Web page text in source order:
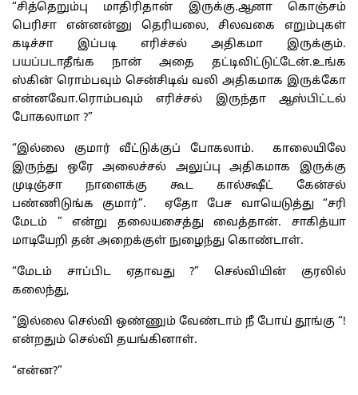
“சித்தெறும்பு மாதிரிதான் இருக்கு.ஆனா கொஞ்சம்
பெரிசா என்னன்னு தெரியலை, சிலவகை எறும்புகள்
கடிச்சா இப்படி எரிச்சல் அதிகமா இருக்கும்.
பயப்படாதீங்க நான் அதை தட்டிவிட்டுட்டேன்.உங்க
ஸ்கின் ரொம்பவும் சென்சிடிவ் வலி அதிகமாக இருக்கோ
என்னவோ.ரொம்பவும் எரிச்சல் இருந்தா ஆஸ்பிட்டல்
போகலாமா ?”
“இல்லை குமார் வீட்டுக்குப் போகலாம். காலையிலே
இருந்து ஒரே அலைச்சல் அலுப்பு அதிகமாக இருக்கு
முடிஞ்சா நாளைக்கு கூட கால்க்ஷீட் கேன்சல்
பண்ணிடுங்க குமார்”. ஏதோ பேச வாயெடுத்து “சரி
மேடம் ” என்று தலையசைத்து வைத்தான். சாகித்யா
மாடியேறி தன் அறைக்குள் நுழைந்து கொண்டாள்.
“மேடம் சாப்பிட ஏதாவது ?” செல்வியின் குரலில்
கலைந்து,
“இல்லை செல்வி ஒண்ணும் வேண்டாம் நீ போய் தூங்கு “!
என்றதும் செல்வி தயங்கினாள்.
“என்ன?”